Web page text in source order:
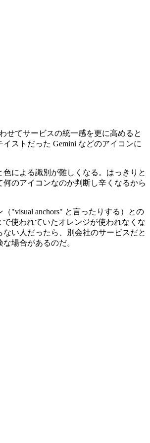
せてサービスの統一感を更に高めると
ストだった Gemini などのアイコンに
による識別が難しくなる。はっきりと
のアイコンなのか判断し辛くなるから
"visual anchors" と言ったりする）との
使われていたオレンジが使われなくな
い人だったら、別会社のサービスだと
場合があるのだ。